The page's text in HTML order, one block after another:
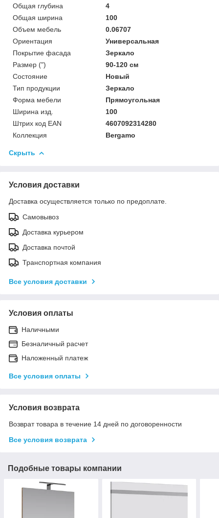
Общая глубина
4
Общая ширина
100
Объем мебель
0.06707
Ориентация
Универсальная
Покрытие фасада
Зеркало
Размер (")
90-120 см
Состояние
Новый
Тип продукции
Зеркало
Форма мебели
Прямоугольная
Ширина изд.
100
Штрих код EAN
4607092314280
Коллекция
Bergamo
Скрыть
Условия доставки
Доставка осуществляется только по предоплате.
Самовывоз
Доставка курьером
Доставка почтой
Транспортная компания
Все условия доставки
Условия оплаты
Наличными
Безналичный расчет
Наложенный платеж
Все условия оплаты
Условия возврата
Возврат товара в течение 14 дней по договоренности
Все условия возврата
Подобные товары компании